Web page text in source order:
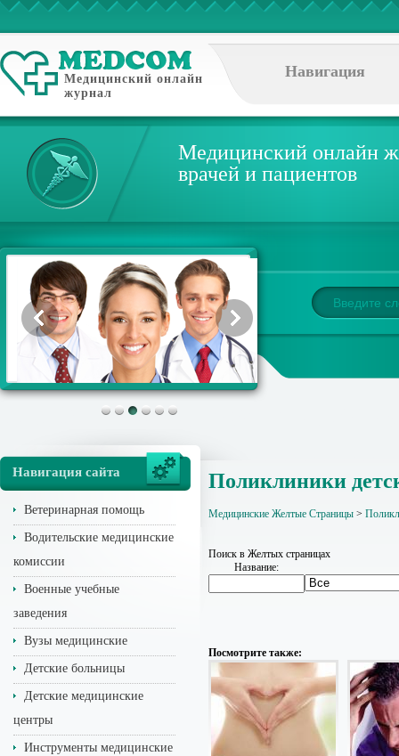
Медицинский онлайн
журнал
Навигация
Медицинский онлайн
врачей и пациентов
Навигация сайта
Ветеринарная помощь
Водительские медицинские
комиссии
Военные учебные
заведения
Вузы медицинские
Детские больницы
Детские медицинские
центры
Инструменты медицинские
Поликлиники
Медицинские Желтые Страницы >
Поиск в Желтых страницах
Название:
Посмотрите также: